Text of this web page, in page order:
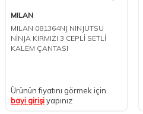
MILAN
MILAN 081364NJ NINJUTSU
NİNJA KIRMIZI 3 CEPLİ SETLİ
KALEM ÇANTASI
Ürünün fiyatını görmek için
bayi girişiyapınız